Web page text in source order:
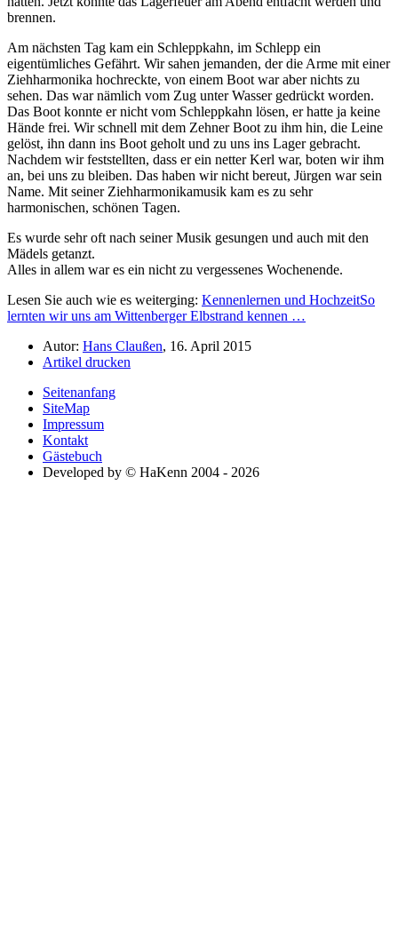
brennen.
Am nächsten Tag kam ein Schleppkahn, im Schlepp ein
eigentümliches Gefährt. Wir sahen jemanden, der die Arme mit einer
Ziehharmonika hochreckte, von einem Boot war aber nichts zu
sehen. Das war nämlich vom Zug unter Wasser gedrückt worden.
Das Boot konnte er nicht vom Schleppkahn lösen, er hatte ja keine
Hände frei. Wir schnell mit dem Zehner Boot zu ihm hin, die Leine
gelöst, ihn dann ins Boot geholt und zu uns ins Lager gebracht.
Nachdem wir feststellten, dass er ein netter Kerl war, boten wir ihm
an, bei uns zu bleiben. Das haben wir nicht bereut, Jürgen war sein
Name. Mit seiner Ziehharmonikamusik kam es zu sehr
harmonischen, schönen Tagen.
Es wurde sehr oft nach seiner Musik gesungen und auch mit den
Mädels getanzt.
Alles in allem war es ein nicht zu vergessenes Wochenende.
Lesen Sie auch wie es weiterging: Kennenlernen und HochzeitSo
lernten wir uns am Wittenberger Elbstrand kennen …
Autor: Hans Claußen, 16. April 2015
Artikel drucken
Seitenanfang
SiteMap
Impressum
Kontakt
Gästebuch
Developed by © HaKenn 2004 - 2026